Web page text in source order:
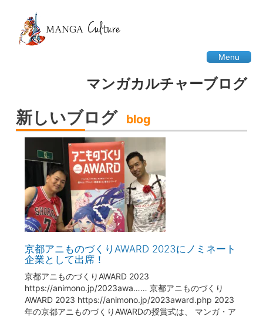
Menu
マンガカルチャーブログ
新しいブログ blog
京都アニものづくりAWARD 2023にノミネート
企業として出席！
京都アニものづくりAWARD 2023
https://animono.jp/2023awa…… 京都アニものづくり
AWARD 2023 https://animono.jp/2023award.php 2023
年の京都アニものづくりAWARDの授賞式は、 マンガ・ア